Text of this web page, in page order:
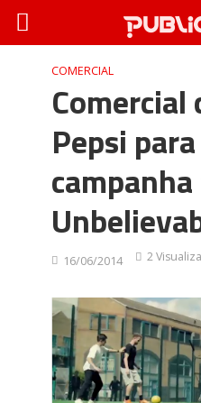
COMERCIAL
Pepsi
16/06/2014 2